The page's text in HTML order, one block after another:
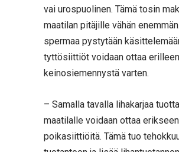
vai urospuolinen. Tämä tosin
maatilan pitäjille vähän
spermaa pystytään
tyttösiittiöt voidaan ottaa erilleen
keinosiemennystä varten.
– Samalla tavalla lihakarjaa
maatilalle voidaan ottaa erikseen
poikasiittiöitä. Tämä tuo